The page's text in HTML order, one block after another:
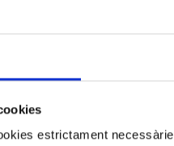
estrictament